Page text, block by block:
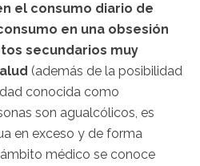
el consumo diario de
en una obsesión
secundarios muy
(además de la posibilidad
conocida como
son agualcólicos, es
en exceso y de forma
médico se conoce